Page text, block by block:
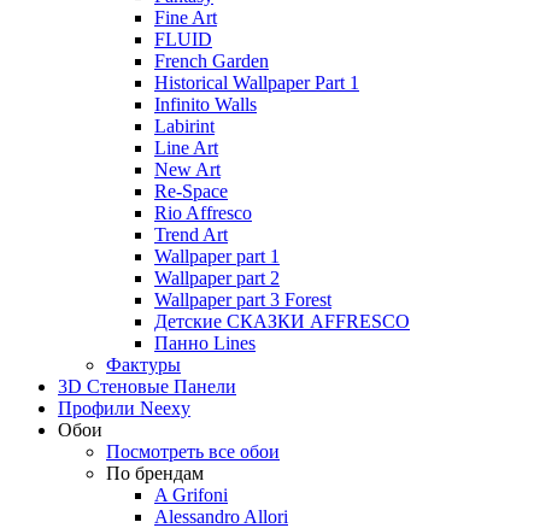
Fine Art
FLUID
French Garden
Historical Wallpaper Part 1
Infinito Walls
Labirint
Line Art
New Art
Re-Space
Rio Affresco
Trend Art
Wallpaper part 1
Wallpaper part 2
Wallpaper part 3 Forest
Детские СКАЗКИ AFFRESCO
Панно Lines
Фактуры
3D Стеновые Панели
Профили Neexy
Обои
Посмотреть все обои
По брендам
A Grifoni
Alessandro Allori